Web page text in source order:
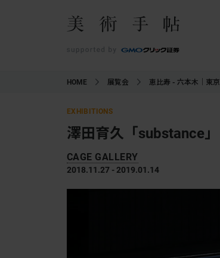
HOME 展覧会 恵比寿 - 六本木｜東京
EXHIBITIONS
澤田育久「substance」
CAGE GALLERY
2018.11.27 - 2019.01.14